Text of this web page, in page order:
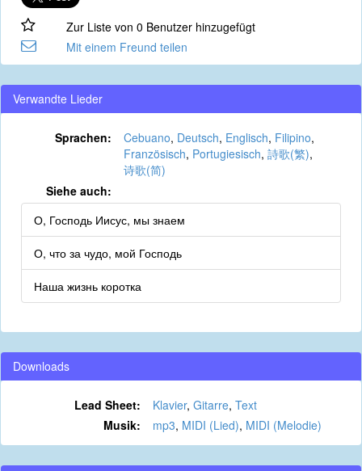
Zur Liste von 0 Benutzer hinzugefügt
Mit einem Freund teilen
Verwandte Lieder
Sprachen: Cebuano, Deutsch, Englisch, Filipino,
Französisch, Portugiesisch, 詩歌(繁),
诗歌(简)
Siehe auch:
О, Господь Иисус, мы знаем
О, что за чудо, мой Господь
Наша жизнь коротка
Downloads
Lead Sheet: Klavier, Gitarre, Text
Musik:
mp3, MIDI (Lied), MIDI (Melodie)